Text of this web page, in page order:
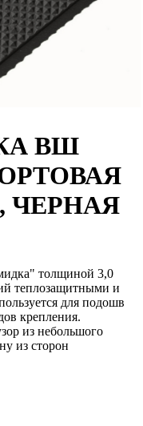
ВШ
ЧЕРНАЯ
толщиной 3,0
теплозащитными и
для подошв
крепления.
из небольшого
из сторон